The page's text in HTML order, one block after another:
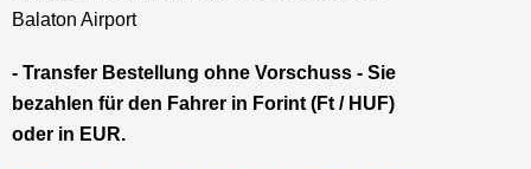
Balaton Airport
- Transfer Bestellung ohne Vorschuss - Sie
bezahlen für den Fahrer in Forint (Ft / HUF)
oder in EUR.